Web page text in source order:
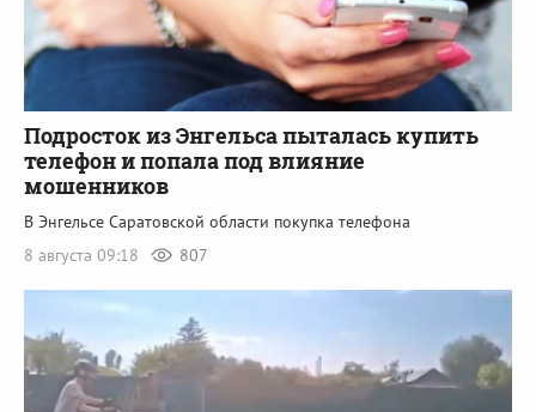
Подросток из Энгельса пыталась купить
телефон и попала под влияние
мошенников
В Энгельсе Саратовской области покупка телефона
8 августа 09:18
807